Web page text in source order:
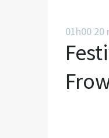
01h00 20